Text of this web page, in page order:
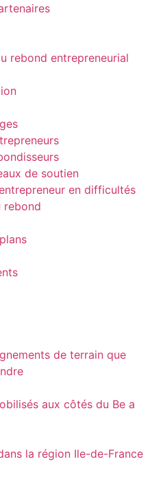
rebond entrepreneurial
de soutien
en difficultés
rebond
de terrain que
aux côtés du Be a
la région Ile-de-France